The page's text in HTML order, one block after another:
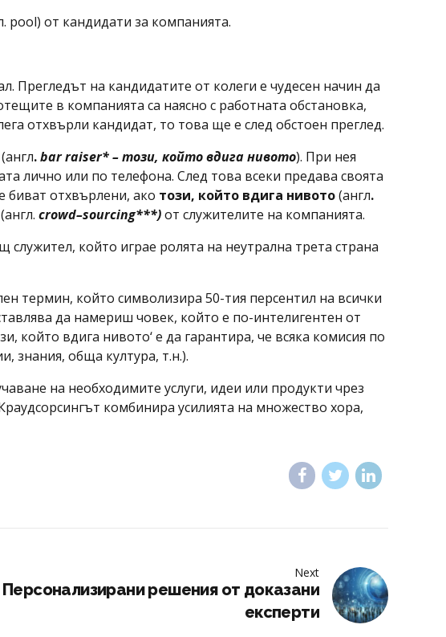
pool) от кандидати за компанията.
на кандидатите от колеги е чудесен начин да
в компанията са наясно с работната обстановка,
отхвърли кандидат, то това ще е след обстоен преглед.
.barraiser*–този, който вдига нивото). При нея
лично или по телефона. След това всеки предава своята
биват отхвърлени, ако този, който вдига нивото(англ.
(англ. crowd–sourcing***)от служителите на компанията.
който играе ролята на неутрална трета страна
термин, който символизира 50-тия персентил на всички
да намериш човек, който е по-интелигентен от
който вдига нивото‘ е да гарантира, че всяка комисия по
знания, обща култура, т.н.).
на необходимите услуги, идеи или продукти чрез
комбинира усилията на множество хора,
Next
решения от доказани
експерти